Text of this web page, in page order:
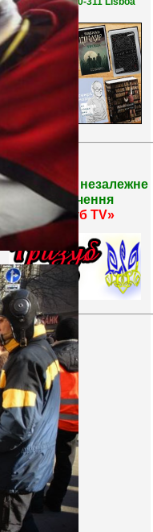
Громадське незалежне
телебачення
«Тризуб TV»